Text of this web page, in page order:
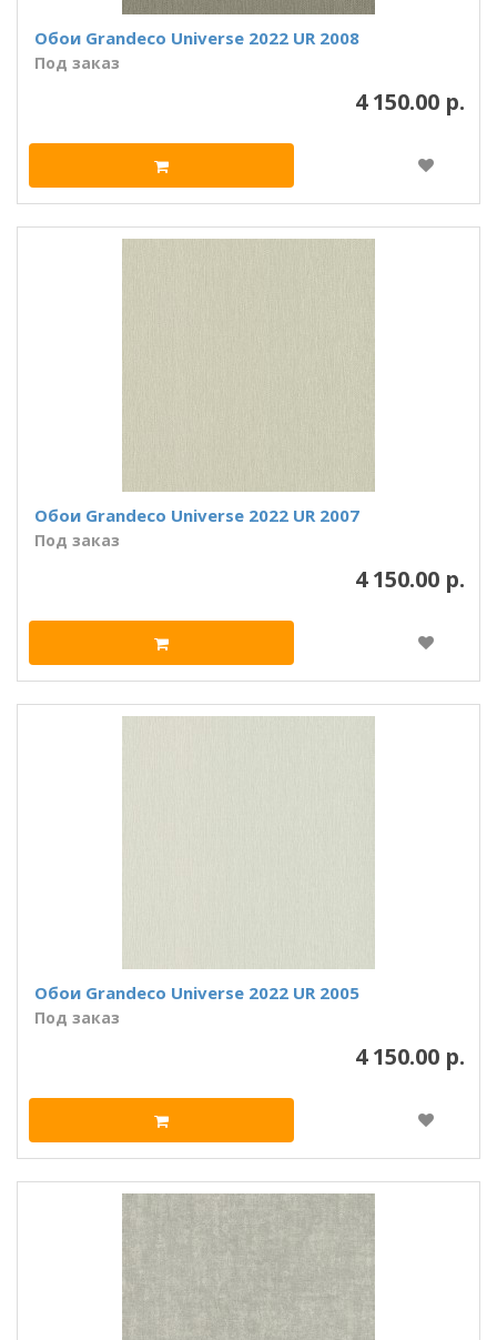
Обои Grandeco Universe 2022 UR 2008
Под заказ
4 150.00 р.
Обои Grandeco Universe 2022 UR 2007
Под заказ
4 150.00 р.
Обои Grandeco Universe 2022 UR 2005
Под заказ
4 150.00 р.